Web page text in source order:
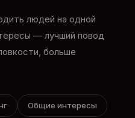
людей на одной
— лучший повод
больше
Общие интересы